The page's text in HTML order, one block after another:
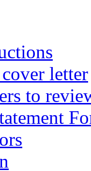
letter
to